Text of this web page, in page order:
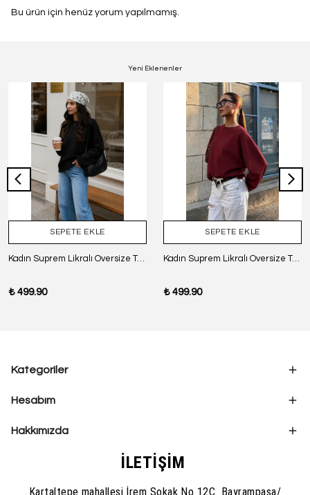
Bu ürün için henüz yorum yapılmamış.
Yeni Eklenenler
SEPETE EKLE
Kadın Suprem Likralı Oversize T-Shirt - SİYAH
₺ 499.90
SEPETE EKLE
Kadın Suprem Likralı Oversize T-Shirt - BORDO
₺ 499.90
Kategoriler
Hesabım
Hakkımızda
İLETİŞİM
Kartaltepe mahallesi İrem Sokak No 12C Bayrampaşa/